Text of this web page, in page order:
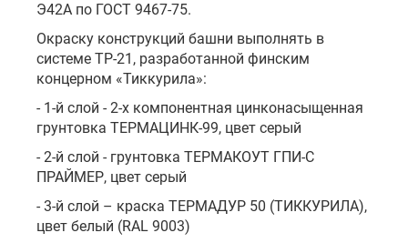
Э42А по ГОСТ 9467-75.
Окраску конструкций башни выполнять в
системе ТР-21, разработанной финским
концерном «Тиккурила»:
- 1-й слой - 2-х компонентная цинконасыщенная
грунтовка ТЕРМАЦИНК-99, цвет серый
- 2-й слой - грунтовка ТЕРМАКОУТ ГПИ-С
ПРАЙМЕР, цвет серый
- 3-й слой – краска ТЕРМАДУР 50 (ТИККУРИЛА),
цвет белый (RAL 9003)